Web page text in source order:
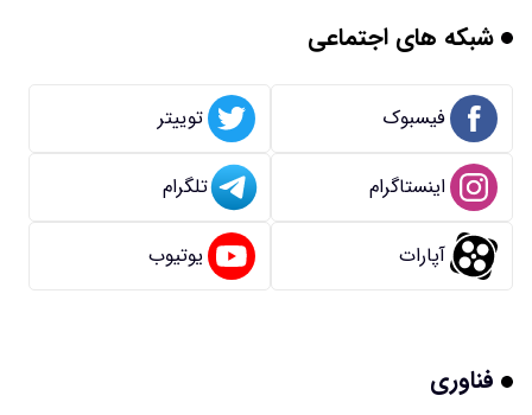
شبکه های اجتماعی
فیسبوک توییتر
اینستاگرام تلگرام
آپارات یوتیوب
فناوری